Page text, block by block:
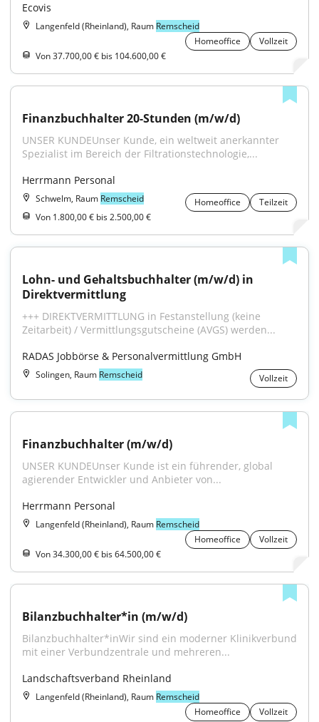
Ecovis
Langenfeld (Rheinland), Raum Remscheid
Homeoffice
Vollzeit
Von 37.700,00 € bis 104.600,00 €
Finanzbuchhalter 20-Stunden (m/w/d)
UNSER KUNDEUnser Kunde, ein weltweit anerkannter
Spezialist im Bereich der Filtrationstechnologie,...
Herrmann Personal
Schwelm, Raum Remscheid Homeoffice
Teilzeit
Von 1.800,00 € bis 2.500,00 €
Lohn- und Gehaltsbuchhalter (m/w/d) in
Direktvermittlung
+++ DIREKTVERMITTLUNG in Festanstellung (keine
Zeitarbeit) / Vermittlungsgutscheine (AVGS) werden...
RADAS Jobbörse & Personalvermittlung GmbH
Solingen, Raum Remscheid Vollzeit
Finanzbuchhalter (m/w/d)
UNSER KUNDEUnser Kunde ist ein führender, global
agierender Entwickler und Anbieter von...
Herrmann Personal
Langenfeld (Rheinland), Raum Remscheid
Homeoffice
Vollzeit
Von 34.300,00 € bis 64.500,00 €
Bilanzbuchhalter*in (m/w/d)
Bilanzbuchhalter*inWir sind ein moderner Klinikverbund
mit einer Verbundzentrale und mehreren...
Landschaftsverband Rheinland
Langenfeld (Rheinland), Raum Remscheid
Homeoffice
Vollzeit